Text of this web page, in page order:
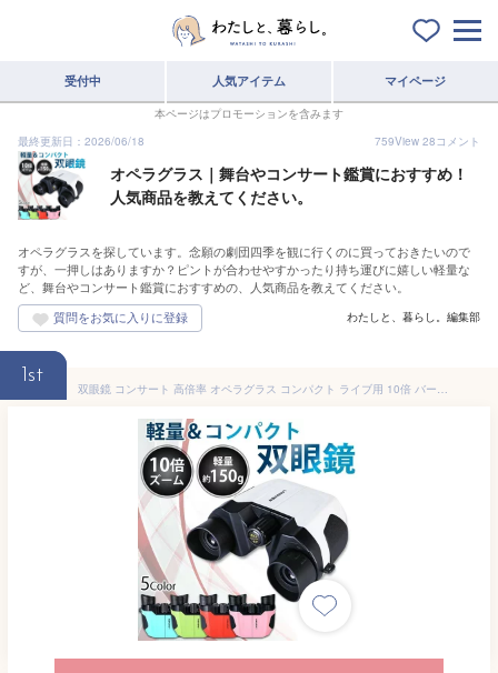
受付中 人気アイテム マイページ
本ページはプロモーションを含みます
最終更新日：2026/06/18
759View 28コメント
オペラグラス｜舞台やコンサート鑑賞におすすめ！
人気商品を教えてください。
オペラグラスを探しています。念願の劇団四季を観に行くのに買っておきたいので
すが、一押しはありますか？ピントが合わせやすかったり持ち運びに嬉しい軽量な
ど、舞台やコンサート鑑賞におすすめの、人気商品を教えてください。
わたしと、暮らし。編集部
1st
双眼鏡 コンサート 高倍率 オペラグラス コンパクト ライブ用 10倍 バードウォッチング 防水 オペラグラス ドームにも対応 スポーツ観戦 運動会 学習発表会 舞台鑑賞 双眼鏡 おすすめ 軽量 観劇用 野球観戦 サッカー観戦 軽い コンパクト コンサート 子供 ライブ